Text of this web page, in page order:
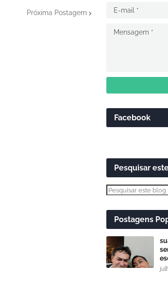
Próxima Postagem
Facebook
Pesquisar
Postagens